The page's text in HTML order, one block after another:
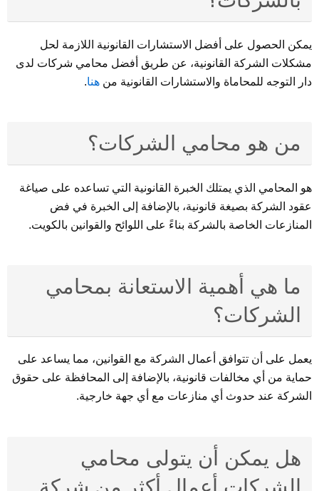
يمكن الحصول على أفضل الاستشارات القانونية اللازمة لحل
مشكلات الشركة القانونية، عن طريق أفضل محامي شركات لدى
دار التوجه للمحاماة والاستشارات القانونية من هنا.
من هو محامي الشركات؟
هو المحامي الذي يمتلك الخبرة القانونية التي تساعده على صياغة
عقود الشركة بصيغة قانونية، بالإضافة إلى الخبرة في فض
المنازعات الخاصة بالشركة بناءً على اللوائح والقوانين بالكويت.
ما هي أهمية الاستعانة بمحامي
الشركات؟
يعمل على أن تتوافق أعمال الشركة مع القوانين، مما يساعد على
حماية من أي مخالفات قانونية، بالإضافة إلى المحافظة على حقوق
الشركة عند حدوث أي منازعات مع أي جهة خارجية.
هل يمكن أن يتولى محامي